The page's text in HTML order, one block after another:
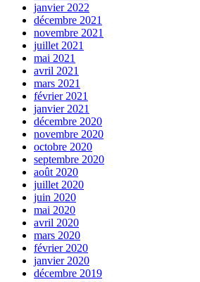
janvier 2022
décembre 2021
novembre 2021
juillet 2021
mai 2021
avril 2021
mars 2021
février 2021
janvier 2021
décembre 2020
novembre 2020
octobre 2020
septembre 2020
août 2020
juillet 2020
juin 2020
mai 2020
avril 2020
mars 2020
février 2020
janvier 2020
décembre 2019